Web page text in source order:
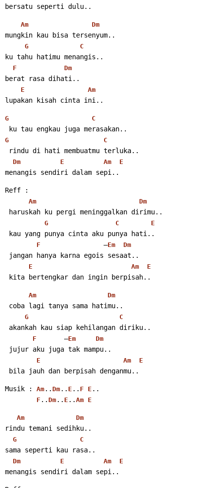
bersatu seperti dulu..
Am Dm
mungkin kau bisa tersenyum..
G C
ku tahu hatimu menangis..
F Dm
berat rasa dihati..
E Am
lupakan kisah cinta ini..
G C
ku tau engkau juga merasakan..
G C
rindu di hati membuatmu terluka..
Dm E Am E
menangis sendiri dalam sepi..
Reff :
Am Dm
haruskah ku pergi meninggalkan dirimu..
G C E
kau yang punya cinta aku punya hati..
F
                –
Em Dm
jangan hanya karna egois sesaat..
E Am E
kita bertengkar dan ingin berpisah..
Am Dm
coba lagi tanya sama hatimu..
G C
akankah kau siap kehilangan diriku..
F
       –
Em Dm
jujur aku juga tak mampu..
E Am E
bila jauh dan berpisah denganmu..
Musik : Am .. Dm .. E .. F E ..
F .. Dm .. E .. Am E
Am Dm
rindu temani sedihku..
G C
sama seperti kau rasa..
Dm E Am E
menangis sendiri dalam sepi..